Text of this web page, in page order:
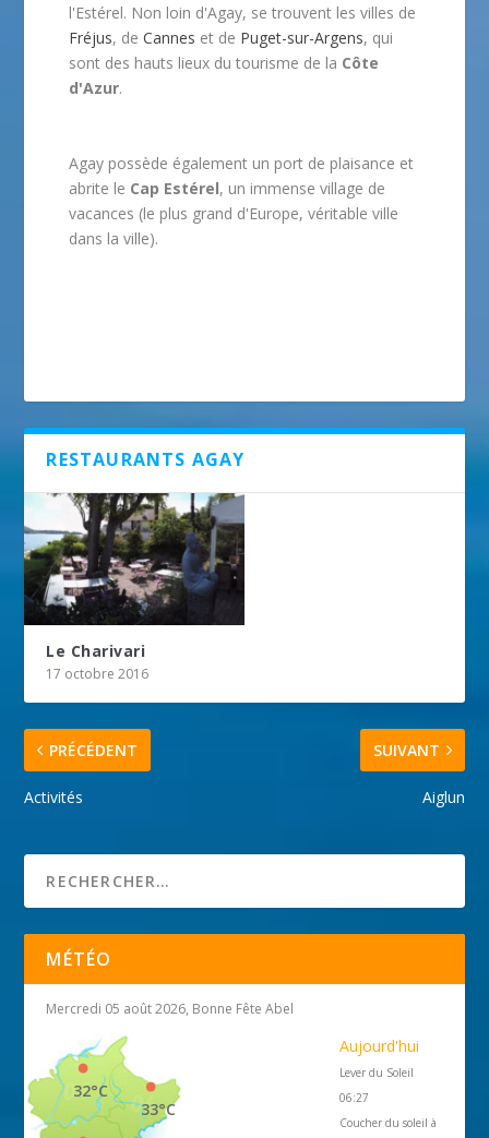
l'Estérel. Non loin d'Agay, se trouvent les villes de
Fréjus, de Cannes et de Puget-sur-Argens, qui
sont des hauts lieux du tourisme de la Côte
d'Azur.
Agay possède également un port de plaisance et
abrite le Cap Estérel, un immense village de
vacances (le plus grand d'Europe, véritable ville
dans la ville).
RESTAURANTS AGAY
Le Charivari
17 octobre 2016
PRÉCÉDENT
Activités
SUIVANT
Aiglun
MÉTÉO
Mercredi 05 août 2026, Bonne Fête Abel
33°C
32°C
Aujourd'hui
Lever du Soleil
06:27
Coucher du soleil à